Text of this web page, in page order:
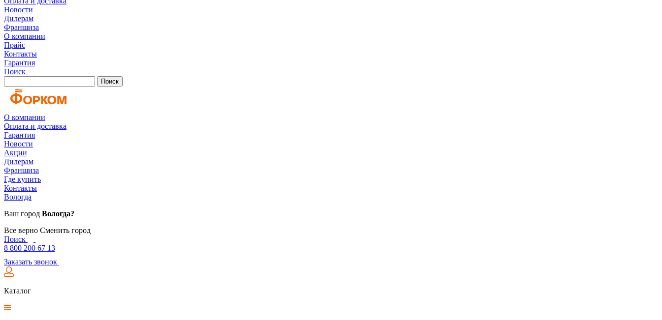
Новости
Дилерам
Франшиза
О компании
Прайс
Контакты
Гарантия
Поиск
Поиск
О компании
Оплата и доставка
Гарантия
Новости
Акции
Дилерам
Франшиза
Где купить
Контакты
Вологда
Ваш город Вологда?
Все верно Сменить город
Поиск
8 800 200 67 13
Заказать звонок
Каталог